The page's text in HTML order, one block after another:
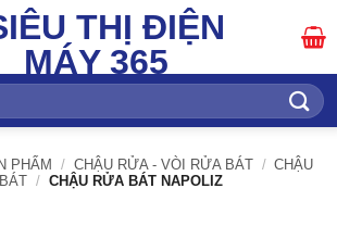
PHẨM / CHẬU RỬA - VÒI RỬA BÁT / CHẬU
/ CHẬU RỬA BÁT NAPOLIZ